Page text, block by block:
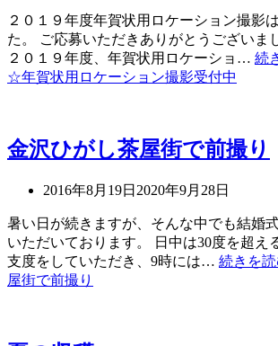
２０１９年度年賀状用ロケーション撮影
た。 ご応募いただきありがとうございま
２０１９年度、年賀状用ロケーショ… 続
☆年賀状用ロケーション撮影受付中
金沢ひがし茶屋街で前撮り
2016年8月19日 2020年9月28日
暑い日が続きますが、そんな中でも結婚
いただいております。 日中は30度を超え
支度をしていただき、9時には… 続きを読
屋街で前撮り